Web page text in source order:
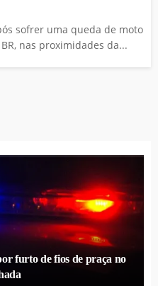
sofrer uma queda de moto
nas proximidades da...
furto de fios de praça no